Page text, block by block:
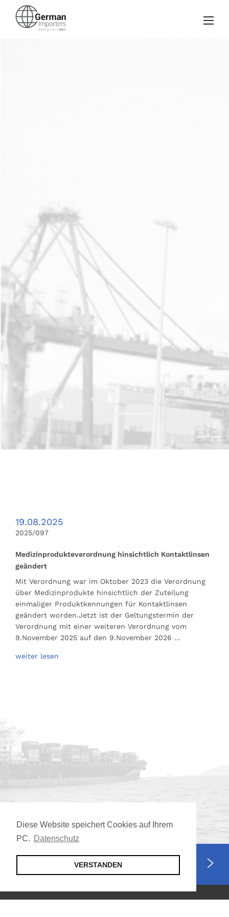
Diese Website speichert Cookies auf Ihrem
PC. Datenschutz
VERSTANDEN
19.08.2025
2025/097
Medizinprodukteverordnung hinsichtlich Kontaktlinsen
geändert
Mit Verordnung war im Oktober 2023 die Verordnung
über Medizinprodukte hinsichtlich der Zuteilung
einmaliger Produktkennungen für Kontaktlinsen
geändert worden.Jetzt ist der Geltungstermin der
Verordnung mit einer weiteren Verordnung vom
9.November 2025 auf den 9.November 2026 …
weiter lesen
Jetzt Mitglied werden